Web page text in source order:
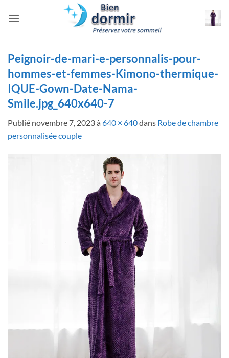
Peignoir-de-mari-e-personnalis-pour-
hommes-et-femmes-Kimono-thermique-
IQUE-Gown-Date-Nama-
Smile.jpg_640x640-7
Publié novembre 7, 2023à 640 × 640dans Robe de chambre
personnalisée couple